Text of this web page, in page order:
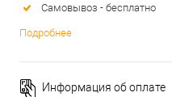
Самовывоз - бесплатно
Подробнее
Информация об оплате